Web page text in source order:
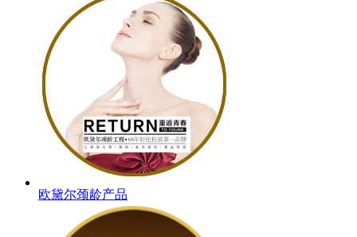
欧黛尔颈龄产品